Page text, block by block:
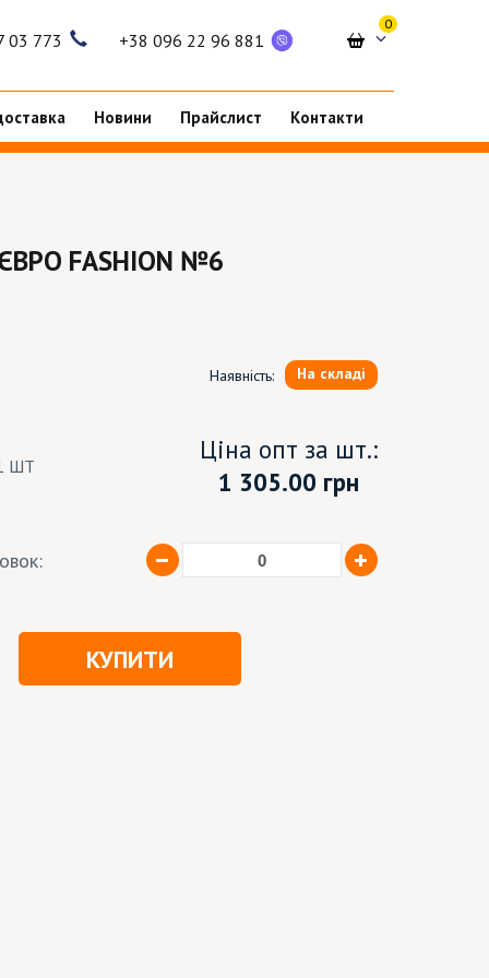
03 773 +38 096 22 96 881
0
Новини Прайслист Контакти
FASHION №6
Наявність: На складі
ШТ
Ціна опт за шт.:
1 305.00 грн
КУПИТИ